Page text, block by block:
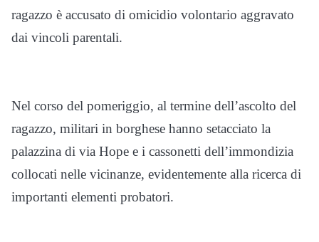
ragazzo è accusato di omicidio volontario aggravato
dai vincoli parentali.
Nel corso del pomeriggio, al termine dell’ascolto del
ragazzo, militari in borghese hanno setacciato la
palazzina di via Hope e i cassonetti dell’immondizia
collocati nelle vicinanze, evidentemente alla ricerca di
importanti elementi probatori.